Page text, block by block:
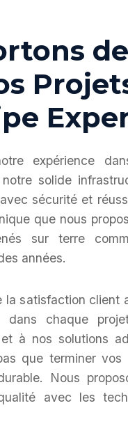
expérience
solide
sécurité et
que nous
sur terre
années.
la satisfaction client
dans chaque
à nos solutions
que terminer
Nous
avec les